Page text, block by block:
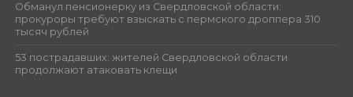
Обманул пенсионерку из Свердловской области:
прокуроры требуют взыскать с пермского дроппера 310
тысяч рублей
53 пострадавших: жителей Свердловской области
продолжают атаковать клещи